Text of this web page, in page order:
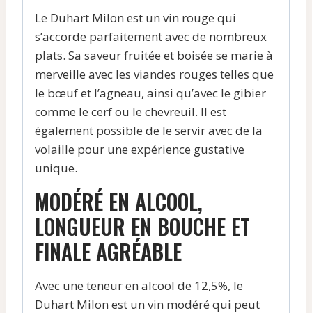
Le Duhart Milon est un vin rouge qui
s’accorde parfaitement avec de nombreux
plats. Sa saveur fruitée et boisée se marie à
merveille avec les viandes rouges telles que
le bœuf et l’agneau, ainsi qu’avec le gibier
comme le cerf ou le chevreuil. Il est
également possible de le servir avec de la
volaille pour une expérience gustative
unique.
MODÉRÉ EN ALCOOL,
LONGUEUR EN BOUCHE ET
FINALE AGRÉABLE
Avec une teneur en alcool de 12,5%, le
Duhart Milon est un vin modéré qui peut